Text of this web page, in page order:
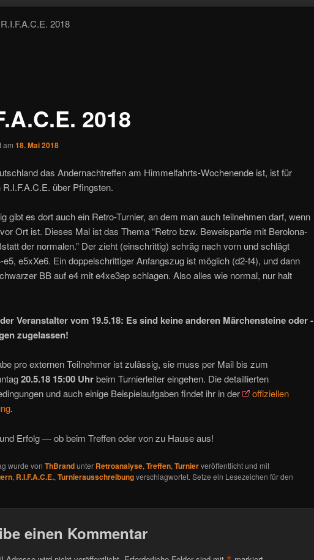
2018
2018
am 18. Mai 2018
das Andernachtreffen am Himmelfahrts-Wochenende ist, ist für
R.I.F.A.C.E. über Pfingsten.
gibt es dort auch ein Retro-Turnier, an dem man auch teilnehmen darf, wenn
Ort ist. Dieses Mal ist das Thema “Retro bzw. Beweispartie mit Berolona-
der normalen.” Der zieht (einschrittig) schräg nach vorn und schlägt
e5, e5xXe6. Ein doppelschrittiger Anfangszug ist möglich (d2-f4), und dann
BB auf e4 mit e4xe3ep schlagen. Also alles wie normal, nur halt
Veranstalter vom 19.5.18: Es sind keine anderen Märchensteine oder -
zugelassen!
pro externen Teilnehmer ist zulässig, sie muss per Mail bis zum
20.5.18 15:00 Uhrbeim Turnierleiter eingehen. Die detaillierten
und auch einige Beispielaufgaben findet ihr in der
offiziellen
.
Erfolg — ob beim Treffen oder von zu Hause aus!
wurde von ThBrandunter Retroanalyse, Treffen, Turnierveröffentlicht und mit
, R.I.F.A.C.E., Turnierausschreibungverschlagwortet. Setze ein Lesezeichen für den
einen Kommentar